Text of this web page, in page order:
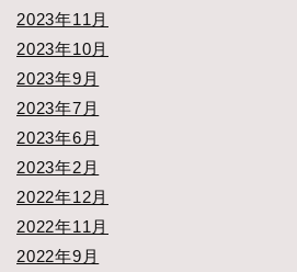
2023年11月
2023年10月
2023年9月
2023年7月
2023年6月
2023年2月
2022年12月
2022年11月
2022年9月